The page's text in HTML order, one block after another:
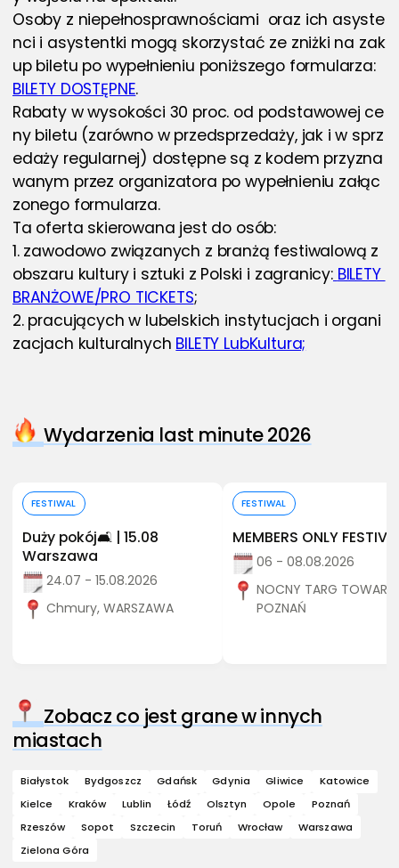
Osoby z niepełnosprawnościami  oraz ich asyste
nci i asystentki mogą skorzystać ze zniżki na zak
up biletu po wypełnieniu poniższego formularza:
BILETY DOSTĘPNE.
Rabaty w wysokości 30 proc. od podstawowej ce
ny biletu (zarówno w przedsprzedaży, jak i w sprz
edaży regularnej) dostępne są z kodem przyzna
wanym przez organizatora po wypełnieniu załąc
zonego formularza.
Ta oferta skierowana jest do osób:
1. zawodowo związanych z branżą festiwalową z
obszaru kultury i sztuki z Polski i zagranicy: BILETY
BRANŻOWE/PRO TICKETS;
2. pracujących w lubelskich instytucjach i organi
zacjach kulturalnych BILETY LubKultura;
Wydarzenia last minute 2026
FESTIWAL
Duży pokój🛋️ | 15.08
Warszawa
24.07 - 15.08.2026
Chmury, WARSZAWA
FESTIWAL
MEMBERS ONLY
06 - 08.08.2026
NOCNY TARG
POZNAŃ
Zobacz co jest grane w innych
miastach
Białystok Bydgoszcz Gdańsk Gdynia Gliwice
Katowice
Kielce
Kraków Lublin Łódź Olsztyn Opole
Poznań
Rzeszów
Sopot Szczecin Toruń Wrocław
Warszawa
Zielona Góra